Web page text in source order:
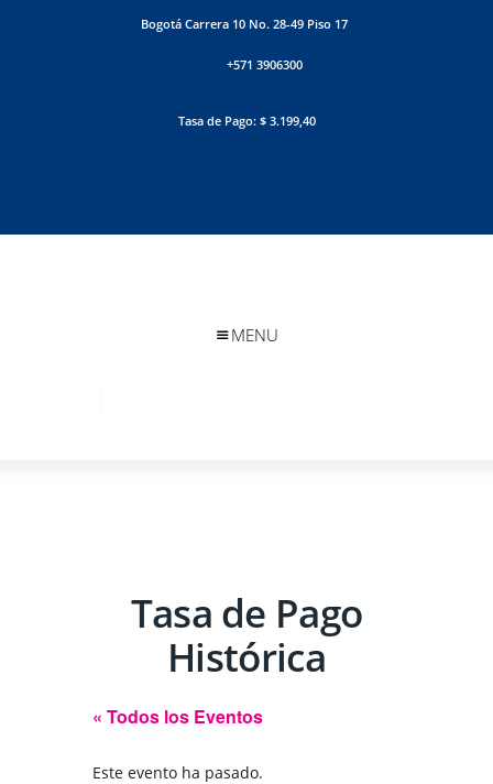
Bogotá Carrera 10 No. 28-49 Piso 17
+571 3906300
Tasa de Pago: $ 3.199,40
MENU
Tasa de Pago
Histórica
« Todos los Eventos
Este evento ha pasado.